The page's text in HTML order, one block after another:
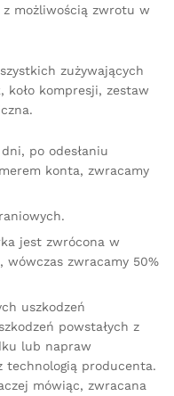
z możliwością zwrotu w
zużywających
kompresji, zestaw
po odesłaniu
konta, zwracamy
jest zwrócona w
wówczas zwracamy 50%
uszkodzeń
powstałych z
lub napraw
technologią producenta.
mówiąc, zwracana